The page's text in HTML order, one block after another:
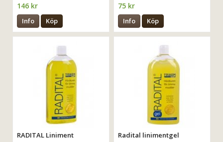
146 kr
Info Köp
75 kr
Info Köp
RADITAL Liniment Radital linimentgel